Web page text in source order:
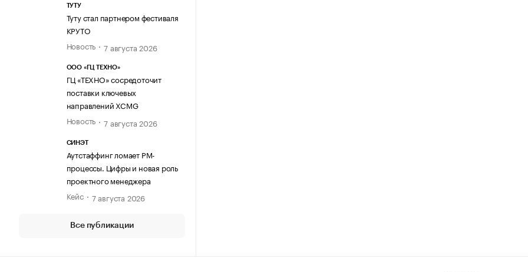
ТУТУ
Туту стал партнером фестиваля
КРУТО
Новость
7 августа 2026
ООО «ГЦ ТЕХНО»
ГЦ «ТЕХНО» сосредоточит
поставки ключевых
направлений XCMG
Новость
7 августа 2026
СИНЭТ
Аутстаффинг ломает PM-
процессы. Цифры и новая роль
проектного менеджера
Кейс
7 августа 2026
Все публикации